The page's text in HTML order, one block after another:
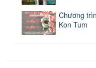
Chương
Kon Tum